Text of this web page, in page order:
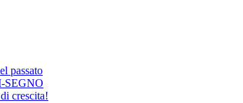
passato
SEGNO
crescita!